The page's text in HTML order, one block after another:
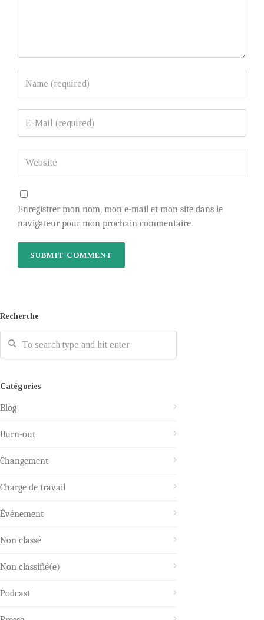
Enregistrer mon nom, mon e-mail et mon site dans le
navigateur pour mon prochain commentaire.
Recherche
Catégories
Blog
Burn-out
Changement
Charge de travail
Événement
Non classé
Non classifié(e)
Podcast